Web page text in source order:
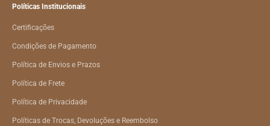
Políticas Institucionais
Certificações
Condições de Pagamento
Política de Envios e Prazos
Política de Frete
Política de Privacidade
Políticas de Trocas, Devoluções e Reembolso